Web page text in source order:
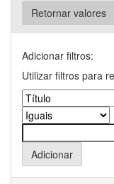
Retornar valores
Adicionar filtros:
Utilizar filtros para